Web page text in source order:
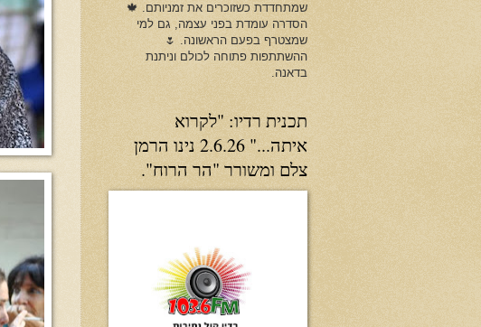
שמתחדדת כשזוכרים את זמניותם. 🍁
הסדרה עומדת בפני עצמה, גם למי
שמצטרף בפעם הראשונה. 🌷
ההשתתפות פתוחה לכולם וניתנת
בדאנה.
תכנית רדיו: "לקרוא
איתה..." 2.6.26 נינו הרמן
צלם ומשורר "הר הרוח".